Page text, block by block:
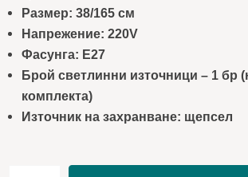
Размер: 38/165 см
Напрежение: 220V
Фасунга: Е27
Брой светлинни източници – 1 бр
комплекта)
Източник на захранване: щепсел